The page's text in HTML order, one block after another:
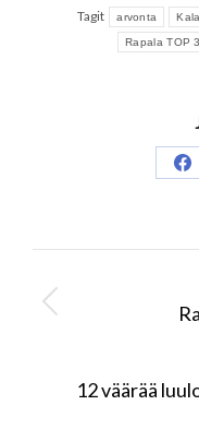
Tagit
arvonta
Rapala TOP 3
Post
navigation
12 väärää